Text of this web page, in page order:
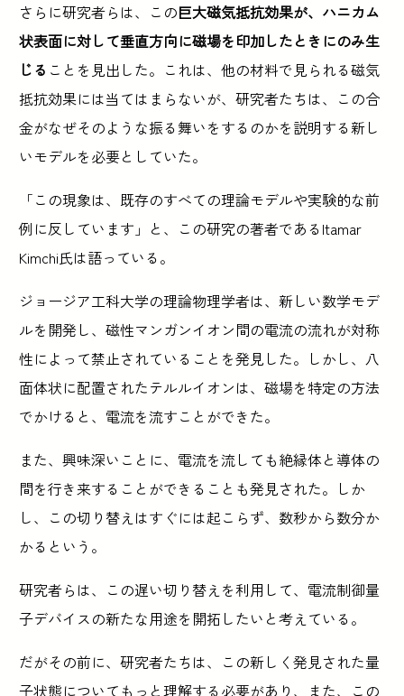
さらに研究者らは、この巨大磁気抵抗効果が、ハニカム
状表面に対して垂直方向に磁場を印加したときにのみ生
じる ことを見出した。これは、他の材料で見られる磁気
抵抗効果には当てはまらないが、研究者たちは、この合
金がなぜそのような振る舞いをするのかを説明する新し
いモデルを必要としていた。
「この現象は、既存のすべての理論モデルや実験的な前
例に反しています」と、この研究の著者であるItamar
Kimchi氏は語っている。
ジョージア工科大学の理論物理学者は、新しい数学モデ
ルを開発し、磁性マンガンイオン間の電流の流れが対称
性によって禁止されていることを発見した。しかし、八
面体状に配置されたテルルイオンは、磁場を特定の方法
でかけると、電流を流すことができた。
また、興味深いことに、電流を流しても絶縁体と導体の
間を行き来することができることも発見された。しか
し、この切り替えはすぐには起こらず、数秒から数分か
かるという。
研究者らは、この遅い切り替えを利用して、電流制御量
子デバイスの新たな用途を開拓したいと考えている。
だがその前に、研究者たちは、この新しく発見された量
子状態についてもっと理解する必要があり、また、この